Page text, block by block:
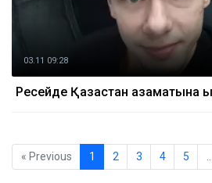
03.11 09:28
Ресейде Қазақстан азаматына
« Previous 1 2 3 4 5 …